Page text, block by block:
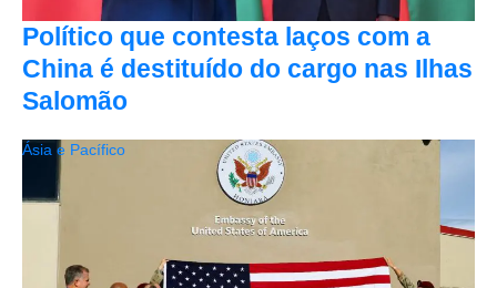
Político que contesta laços com a
China é destituído do cargo nas Ilhas
Salomão
Ásia e Pacífico